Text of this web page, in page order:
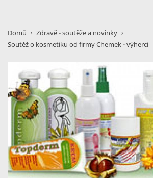
Domů
Zdravě - soutěže a novinky
Soutěž o kosmetiku od firmy Chemek - výherci